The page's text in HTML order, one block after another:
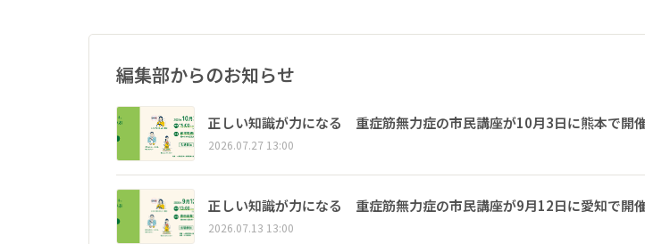
編集部からのお知らせ
正しい知識が力になる 重症筋無力症の市民講座が10月3日に熊本で開
2026.07.27 13:00
正しい知識が力になる 重症筋無力症の市民講座が9月12日に愛知で開
2026.07.13 13:00